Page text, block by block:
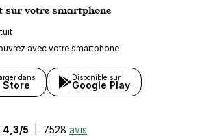
sur votre smartphone
avec votre smartphone
dans
Store
Disponible sur
Google Play
4,3/5 7528 avis